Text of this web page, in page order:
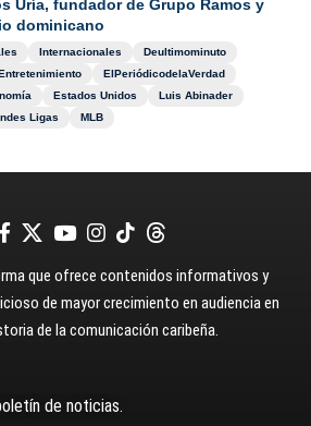
Uría, fundador de Grupo Ramos y
dominicano
Internacionales
Deultimominuto
ElPeriódicodelaVerdad
Estados Unidos
Luis Abinader
Ligas MLB
que ofrece contenidos informativos y
de mayor crecimiento en audiencia en
de la comunicación caribeña.
de noticias.